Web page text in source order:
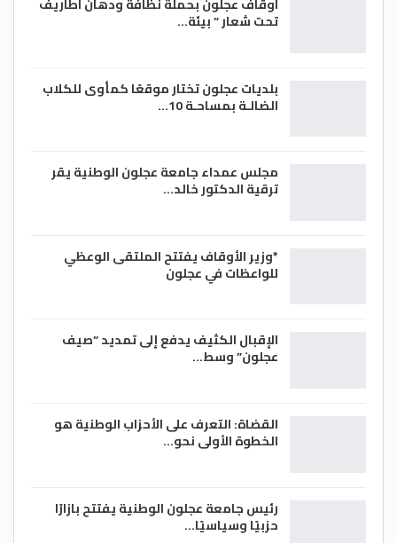
تحت شعار ” بيئة…
بلديات عجلون تختار موقعًا كمأوى للكلاب
الضالـة بمساحـة 10…
مجلس عمداء جامعة عجلون الوطنية يقر
ترقية الدكتور خالد…
*وزير الأوقاف يفتتح الملتقى الوعظي
للواعظات في عجلون
الإقبال الكثيف يدفع إلى تمديد “صيف
عجلون” وسط…
القضاة: التعرف على الأحزاب الوطنية هو
الخطوة الأولى نحو…
رئيس جامعة عجلون الوطنية يفتتح بازارًا
حزبيًا وسياسيًا…